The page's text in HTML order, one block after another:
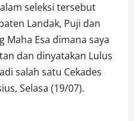
seleksi tersebut
Landak, Puji dan
Maha Esa dimana saya
dan dinyatakan Lulus
salah satu Cekades
Selasa (19/07).